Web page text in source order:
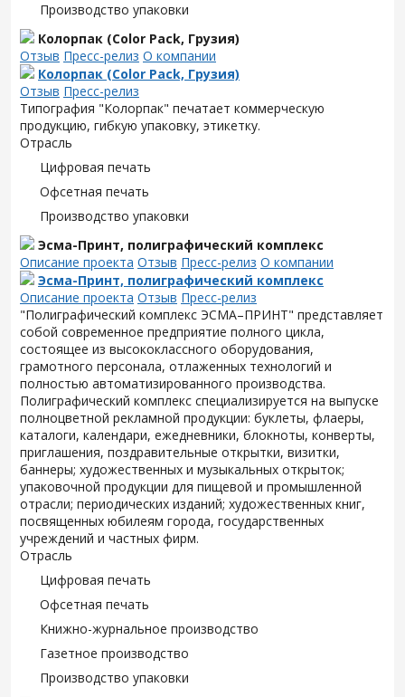
Производство упаковки
Колорпак (Color Pack, Грузия)
Отзыв Пресс-релиз О компании
Колорпак (Color Pack, Грузия)
Отзыв Пресс-релиз
Типография "Колорпак" печатает коммерческую
продукцию, гибкую упаковку, этикетку.
Отрасль
Цифровая печать
Офсетная печать
Производство упаковки
Эсма-Принт, полиграфический комплекс
Описание проекта Отзыв Пресс-релиз О компании
Эсма-Принт, полиграфический комплекс
Описание проекта Отзыв Пресс-релиз
"Полиграфический комплекс ЭСМА–ПРИНТ" представляет
собой современное предприятие полного цикла,
состоящее из высококлассного оборудования,
грамотного персонала, отлаженных технологий и
полностью автоматизированного производства.
Полиграфический комплекс специализируется на выпуске
полноцветной рекламной продукции: буклеты, флаеры,
каталоги, календари, ежедневники, блокноты, конверты,
приглашения, поздравительные открытки, визитки,
баннеры; художественных и музыкальных открыток;
упаковочной продукции для пищевой и промышленной
отрасли; периодических изданий; художественных книг,
посвященных юбилеям города, государственных
учреждений и частных фирм.
Отрасль
Цифровая печать
Офсетная печать
Книжно-журнальное производство
Газетное производство
Производство упаковки